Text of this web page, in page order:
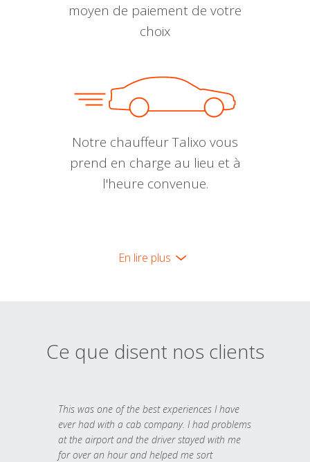
moyen de paiement de votre
choix
Notre chauffeur Talixo vous
prend en charge au lieu et à
l'heure convenue.
En lire plus
Ce que disent nos clients
This was one of the best experiences I have
ever had with a cab company. I had problems
at the airport and the driver stayed with me
for over an hour and helped me sort